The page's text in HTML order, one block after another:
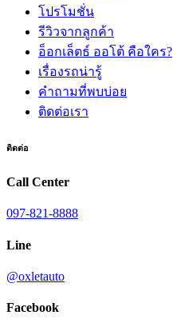
โปรโมชั่น
รีวิวจากลูกค้า
อ็อกเล็ตธ์ ออโต้ คือใคร?
เรื่องรถน่ารู้
คำถามที่พบบ่อย
ติดต่อเรา
ติดต่อ
Call Center
097-821-8888
Line
@oxletauto
Facebook